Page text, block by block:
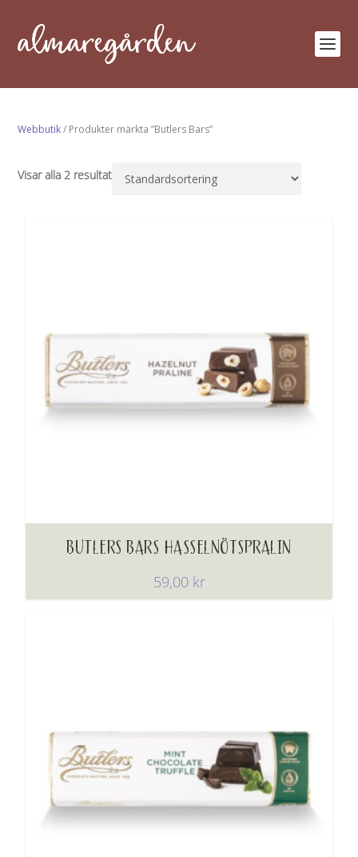
Webbutik/ Produkter märkta ”Butlers Bars”
Visar alla 2 resultat
BUTLERS BARS HASSELNÖTSPRALIN
59,00 kr